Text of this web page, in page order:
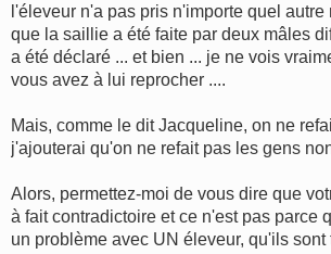
l'éleveur n'a pas pris n'importe quel autre
que la saillie a été faite par deux mâles
a été déclaré ... et bien ... je ne vois
vous avez à lui reprocher ....
Mais, comme le dit Jacqueline, on ne
j'ajouterai qu'on ne refait pas les gens
Alors, permettez-moi de vous dire que
à fait contradictoire et ce n'est pas parce
un problème avec UN éleveur, qu'ils sont